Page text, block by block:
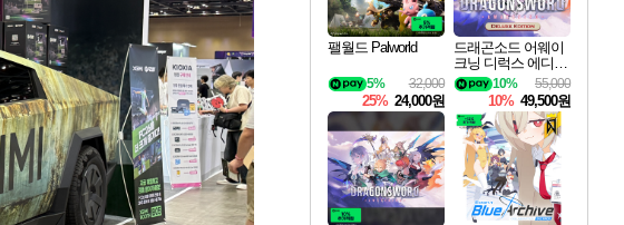
팰월드 Palworld
32,000
5%
25% 24,000원
드래곤소드 어웨이
크닝 디럭스 에디션
DragonSword Awake
ning Deluxe Edition
55,000
10%
10% 49,500원